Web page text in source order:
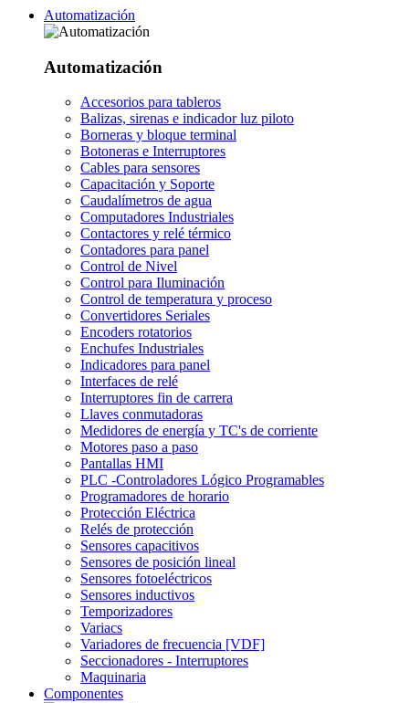
Automatización
Automatización
Accesorios para tableros
Balizas, sirenas e indicador luz piloto
Borneras y bloque terminal
Botoneras e Interruptores
Cables para sensores
Capacitación y Soporte
Caudalímetros de agua
Computadores Industriales
Contactores y relé térmico
Contadores para panel
Control de Nivel
Control para Iluminación
Control de temperatura y proceso
Convertidores Seriales
Encoders rotatorios
Enchufes Industriales
Indicadores para panel
Interfaces de relé
Interruptores fin de carrera
Llaves conmutadoras
Medidores de energía y TC's de corriente
Motores paso a paso
Pantallas HMI
PLC -Controladores Lógico Programables
Programadores de horario
Protección Eléctrica
Relés de protección
Sensores capacitivos
Sensores de posición lineal
Sensores fotoeléctricos
Sensores inductivos
Temporizadores
Variacs
Variadores de frecuencia [VDF]
Seccionadores - Interruptores
Maquinaria
Componentes